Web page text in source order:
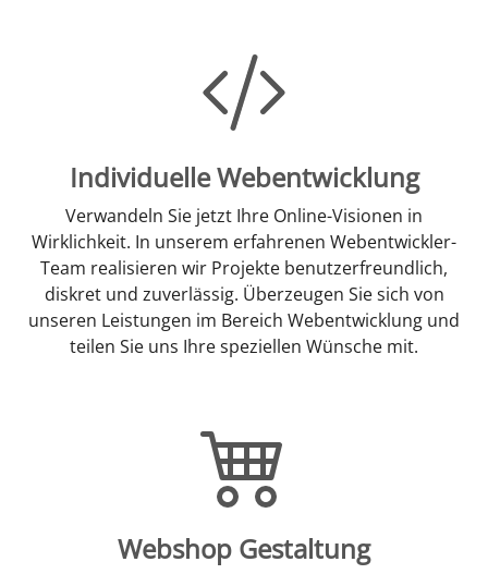
Individuelle Webentwicklung
Verwandeln Sie jetzt Ihre Online-Visionen in
Wirklichkeit. In unserem erfahrenen Webentwickler-
Team realisieren wir Projekte benutzerfreundlich,
diskret und zuverlässig. Überzeugen Sie sich von
unseren Leistungen im Bereich Webentwicklung und
teilen Sie uns Ihre speziellen Wünsche mit.
Webshop Gestaltung